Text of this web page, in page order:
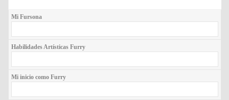
Mi Fursona
Habilidades Artísticas Furry
Mi inicio como Furry